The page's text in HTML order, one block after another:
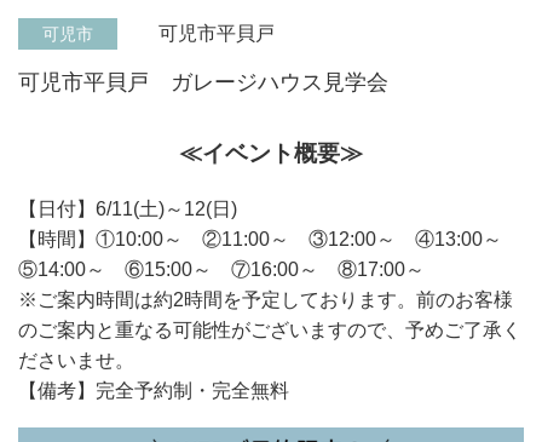
可児市 可児市平貝戸
可児市平貝戸 ガレージハウス見学会
≪イベント概要≫
【日付】6/11(土)～12(日)
【時間】①10:00～ ②11:00～ ③12:00～ ④13:00～
⑤14:00～ ⑥15:00～ ⑦16:00～ ⑧17:00～
※ご案内時間は約2時間を予定しております。前のお客様
のご案内と重なる可能性がございますので、予めご了承く
ださいませ。
【備考】完全予約制・完全無料